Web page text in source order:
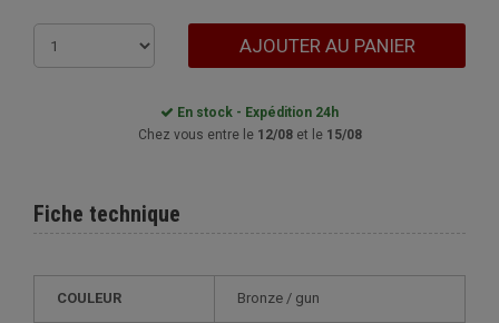
AJOUTER AU PANIER
En stock - Expédition 24h
Chez vous entre le 12/08et le 15/08
Fiche technique
COULEUR bronze / gun